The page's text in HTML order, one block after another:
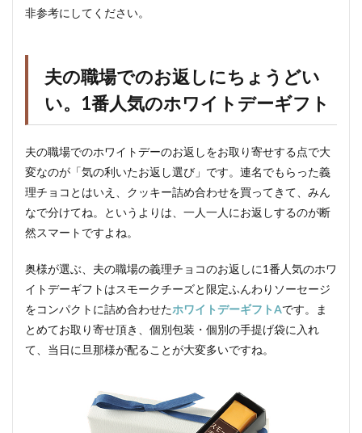
非参考にしてください。
夫の職場でのお返しにちょうどい
い。1番人気のホワイトデーギフト
夫の職場でのホワイトデーのお返しをお取り寄せする点で大
変なのが「気の利いたお返し選び」です。連名でもらった義
理チョコとはいえ、クッキー詰め合わせを買ってきて、みん
なで分けてね。というよりは、一人一人にお返しするのが断
然スマートですよね。
奥様が選ぶ、夫の職場の義理チョコのお返しに1番人気のホワ
イトデーギフトはスモークチーズと限定ふんわりソーセージ
をコンパクトに詰め合わせたホワイトデーギフトAです。ま
とめてお取り寄せ頂き、個別包装・個別の手提げ袋に入れ
て、当日に旦那様が配ることが大変多いですね。